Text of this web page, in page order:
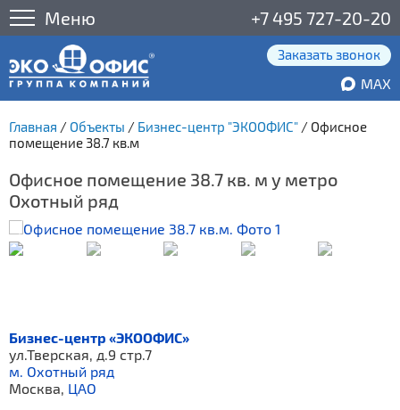
Меню +7 495 727-20-20
Заказать звонок
MAX
Главная / Объекты / Бизнес-центр "ЭКООФИС" / Офисное
помещение 38.7 кв.м
Офисное помещение 38.7 кв. м у метро
Охотный ряд
Бизнес-центр «ЭКООФИС»
ул.Тверская, д.9 стр.7
м. Охотный ряд
Москва, ЦАО